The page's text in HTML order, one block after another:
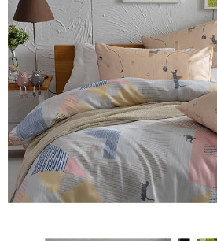
購買商品的店家。未經商家同意取消之訂單仍
後付繳納相關費用。
※ 交易是否成功請以「AFTEE先享後付 」之結
是否繳費成功／繳費後需取消欲退款等相關疑
客戶支援中心」
https://
【注意事項】
１．透過由恩沛科技股份有限公司提供之「
易，需依本服務之必要範圍內提供個人資料，
權轉讓予恩沛科技股份有限公司。
２．關於個人資料處理事宜，請瀏覽以下網址：
https://aftee.tw/terms/#terms3
３．未成年的使用者請事先徵得法定代理人或
「AFTEE先享後付」，若未經同意申辦者引起
任。